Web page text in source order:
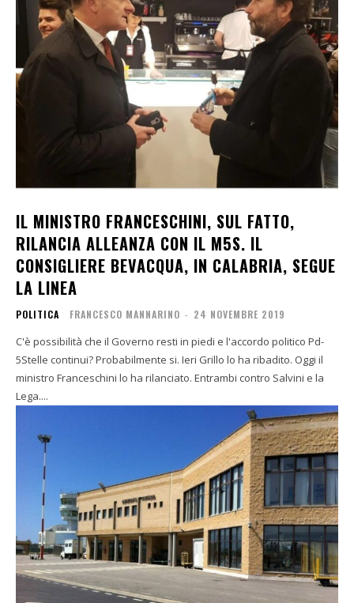
IL MINISTRO FRANCESCHINI, SUL FATTO,
RILANCIA ALLEANZA CON IL M5S. IL
CONSIGLIERE BEVACQUA, IN CALABRIA, SEGUE
LA LINEA
POLITICA FRANCESCO MANNARINO - 24 NOVEMBRE 2019
C'è possibilità che il Governo resti in piedi e l'accordo politico Pd-
5Stelle continui? Probabilmente si. Ieri Grillo lo ha ribadito. Oggi il
ministro Franceschini lo ha rilanciato. Entrambi contro Salvini e la
Lega....